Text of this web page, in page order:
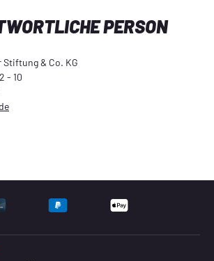
PERSON
& Co. KG
- 10
UNTERSTÜTZTE